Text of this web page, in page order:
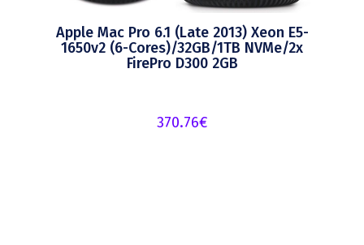
Apple Mac Pro 6.1 (Late 2013) Xeon E5-
1650v2 (6-Cores)/32GB/1TB NVMe/2x
FirePro D300 2GB
370.76€